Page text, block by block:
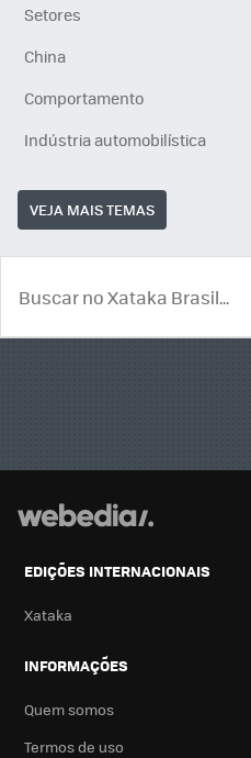
Setores
China
Comportamento
Indústria automobilística
VEJA MAIS TEMAS
EDIÇÕES INTERNACIONAIS
Xataka
INFORMAÇÕES
Quem somos
Termos de uso